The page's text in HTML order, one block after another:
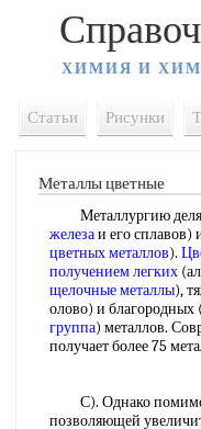
ХИМИЯ И
Статьи Рисунки
Металлы цветные
Металлургию
железаи его сплавов)
цветных металлов).
получением легких
щелочные металлы),
олово) и благородных
группа) металлов.
получает более 75
С). Однако помимо
позволяющей